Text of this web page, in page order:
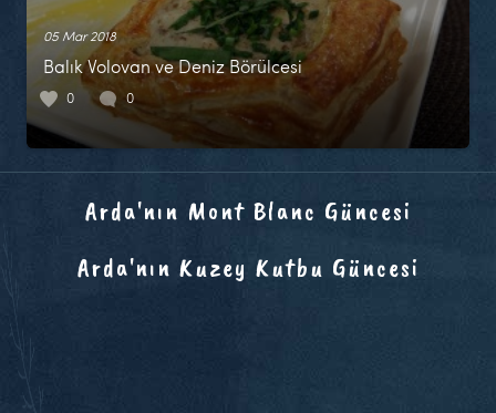
05 Mar 2018
Balık Volovan ve Deniz Börülcesi
0 0
Arda'nın Mont Blanc Güncesi
Arda'nın Kuzey Kutbu Güncesi